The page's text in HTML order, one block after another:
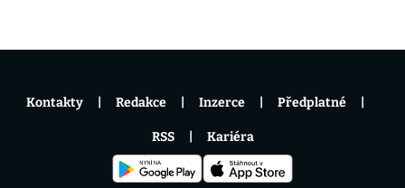
Kontakty Redakce Inzerce Předplatné
RSS Kariéra